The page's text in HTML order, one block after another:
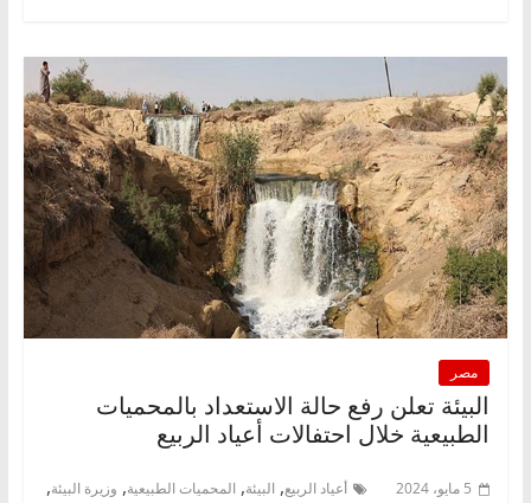
مصر
البيئة تعلن رفع حالة الاستعداد بالمحميات
الطبيعية خلال احتفالات أعياد الربيع
5 مايو، 2024 أعياد الربيع, البيئة, المحميات الطبيعية, وزيرة البيئة,